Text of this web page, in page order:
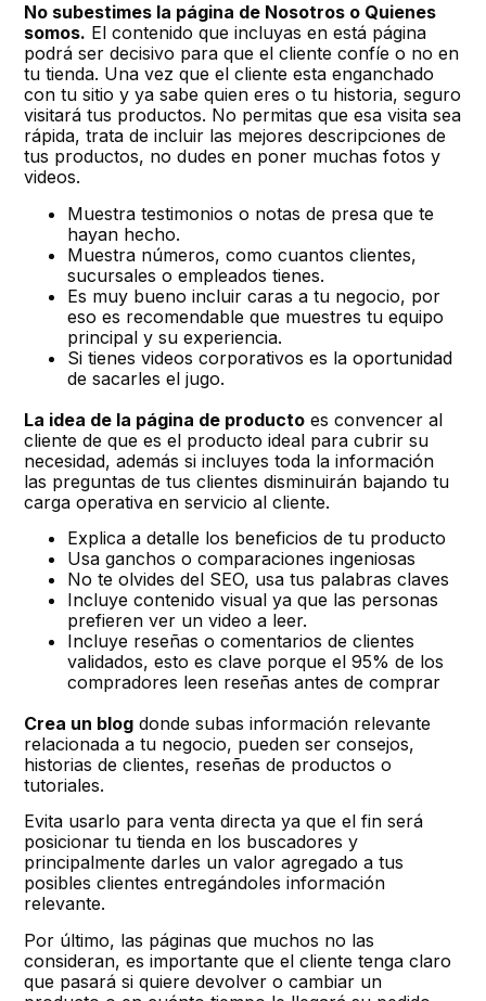
No subestimes la página de Nosotros o Quienes
somos. El contenido que incluyas en está página
podrá ser decisivo para que el cliente confíe o no en
tu tienda. Una vez que el cliente esta enganchado
con tu sitio y ya sabe quien eres o tu historia, seguro
visitará tus productos. No permitas que esa visita sea
rápida, trata de incluir las mejores descripciones de
tus productos, no dudes en poner muchas fotos y
videos.
Muestra testimonios o notas de presa que te
hayan hecho.
Muestra números, como cuantos clientes,
sucursales o empleados tienes.
Es muy bueno incluir caras a tu negocio, por
eso es recomendable que muestres tu equipo
principal y su experiencia.
Si tienes videos corporativos es la oportunidad
de sacarles el jugo.
La idea de la página de producto es convencer al
cliente de que es el producto ideal para cubrir su
necesidad, además si incluyes toda la información
las preguntas de tus clientes disminuirán bajando tu
carga operativa en servicio al cliente.
Explica a detalle los beneficios de tu producto
Usa ganchos o comparaciones ingeniosas
No te olvides del SEO, usa tus palabras claves
Incluye contenido visual ya que las personas
prefieren ver un video a leer.
Incluye reseñas o comentarios de clientes
validados, esto es clave porque el 95% de los
compradores leen reseñas antes de comprar
Crea un blog donde subas información relevante
relacionada a tu negocio, pueden ser consejos,
historias de clientes, reseñas de productos o
tutoriales.
Evita usarlo para venta directa ya que el fin será
posicionar tu tienda en los buscadores y
principalmente darles un valor agregado a tus
posibles clientes entregándoles información
relevante.
Por último, las páginas que muchos no las
consideran, es importante que el cliente tenga claro
que pasará si quiere devolver o cambiar un